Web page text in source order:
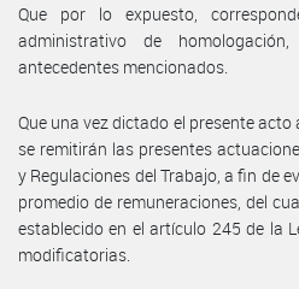
Que por lo expuesto,
administrativo de
antecedentes mencionados.
Que una vez dictado el presente
se remitirán las presentes
y Regulaciones del Trabajo, a fin de
promedio de remuneraciones, del
establecido en el artículo 245 de la
modificatorias.